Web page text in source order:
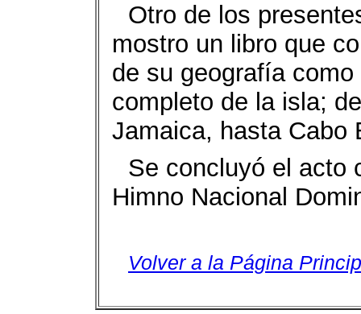
Otro de los
mostro un libro que
de su geografía
completo de la isla;
Jamaica, hasta Cabo
Se concluyó el acto
Himno Nacional
Volver a la Página